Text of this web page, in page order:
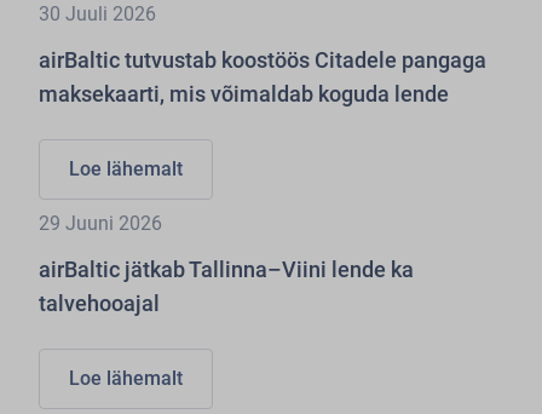
30 Juuli 2026
airBaltic tutvustab koostöös Citadele pangaga
maksekaarti, mis võimaldab koguda lende
Loe lähemalt
29 Juuni 2026
airBaltic jätkab Tallinna–Viini lende ka
talvehooajal
Loe lähemalt